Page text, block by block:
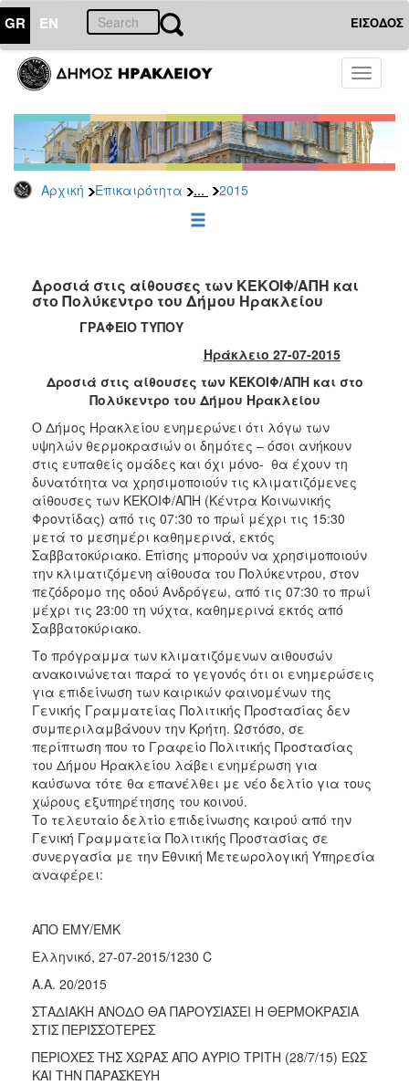
GR EN ΕΙΣΟΔΟΣ
Toggle
Αρχική Επικαιρότητα ... 2015
ΕΠΙΚΑΙΡΟΤΗΤΑ
Τύπου
Αρχείο
2026
2025
2022
2021
2020
2018
2017
2016
2015
2013
2012
2011
2010
2006
ΔΗΜΟΤΗΣ
ΕΠΙΣΚΕΠΤΗΣ
ΗΡΑΚΛΕΙΟ
Δροσιά στις αίθουσες των ΚΕΚΟΙΦ/ΑΠΗ και
στο Πολύκεντρο του Δήμου Ηρακλείου
ΓΡΑΦΕΙΟ ΤΥΠΟΥ
Ηράκλειο 27-07-2015
Δροσιά στις αίθουσες των ΚΕΚΟΙΦ/ΑΠΗ και στο
Πολύκεντρο του Δήμου Ηρακλείου
Ο Δήμος Ηρακλείου ενημερώνει ότι λόγω των
υψηλών θερμοκρασιών οι δημότες – όσοι ανήκουν
στις ευπαθείς ομάδες και όχι μόνο- θα έχουν τη
δυνατότητα να χρησιμοποιούν τις κλιματιζόμενες
αίθουσες των ΚΕΚΟΙΦ/ΑΠΗ (Κέντρα Κοινωνικής
Φροντίδας) από τις 07:30 το πρωί μέχρι τις 15:30
μετά το μεσημέρι καθημερινά, εκτός
Σαββατοκύριακο. Επίσης μπορούν να χρησιμοποιούν
την κλιματιζόμενη αίθουσα του Πολύκεντρου, στον
πεζόδρομο της οδού Ανδρόγεω, από τις 07:30 το πρωί
μέχρι τις 23:00 τη νύχτα, καθημερινά εκτός από
Σαββατοκύριακο.
Το πρόγραμμα των κλιματιζόμενων αιθουσών
ανακοινώνεται παρά το γεγονός ότι οι ενημερώσεις
για επιδείνωση των καιρικών φαινομένων της
Γενικής Γραμματείας Πολιτικής Προστασίας δεν
συμπεριλαμβάνουν την Κρήτη. Ωστόσο, σε
περίπτωση που το Γραφείο Πολιτικής Προστασίας
του Δήμου Ηρακλείου λάβει ενημέρωση για
καύσωνα τότε θα επανέλθει με νέο δελτίο για τους
χώρους εξυπηρέτησης του κοινού.
Το τελευταίο δελτίο επιδείνωσης καιρού από την
Γενική Γραμματεία Πολιτικής Προστασίας σε
συνεργασία με την Εθνική Μετεωρολογική Υπηρεσία
αναφέρει:
ΑΠΟ ΕΜΥ/ΕΜΚ
Ελληνικό, 27-07-2015/1230 C
Α.Α. 20/2015
ΣΤΑΔΙΑΚΗ ΑΝΟΔΟ ΘΑ ΠΑΡΟΥΣΙΑΣΕΙ Η ΘΕΡΜΟΚΡΑΣΙΑ
ΣΤΙΣ ΠΕΡΙΣΣΟΤΕΡΕΣ
ΠΕΡΙΟΧΕΣ ΤΗΣ ΧΩΡΑΣ ΑΠΟ ΑΥΡΙΟ ΤΡΙΤΗ (28/7/15) ΕΩΣ
ΚΑΙ ΤΗΝ ΠΑΡΑΣΚΕΥΗ